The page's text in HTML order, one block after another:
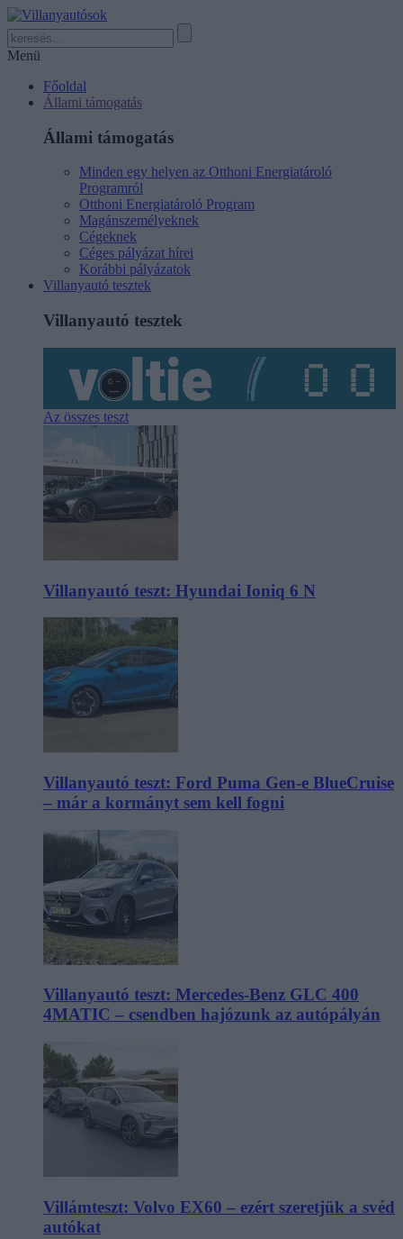
Menü
Főoldal
Állami támogatás
Állami támogatás
Minden egy helyen az Otthoni Energiatároló
Programról
Otthoni Energiatároló Program
Magánszemélyeknek
Cégeknek
Céges pályázat hírei
Korábbi pályázatok
Villanyautó tesztek
Villanyautó tesztek
Az összes teszt
Villanyautó teszt: Hyundai Ioniq 6 N
Villanyautó teszt: Ford Puma Gen-e BlueCruise
– már a kormányt sem kell fogni
Villanyautó teszt: Mercedes-Benz GLC 400
4MATIC – csendben hajózunk az autópályán
Villámteszt: Volvo EX60 – ezért szeretjük a svéd
autókat